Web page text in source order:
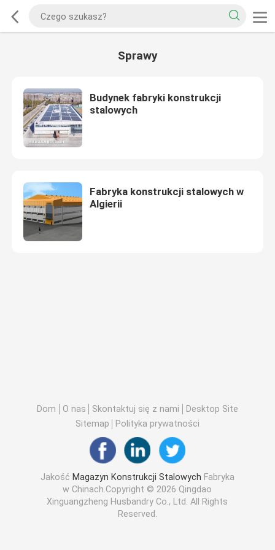
Sprawy
Budynek fabryki konstrukcji
stalowych
Fabryka konstrukcji stalowych w
Algierii
Dom O nas Skontaktuj się z nami
Desktop Site
Sitemap
Polityka prywatności
Jakość Magazyn Konstrukcji Stalowych Fabryka
w Chinach.Copyright © 2026 Qingdao
Xinguangzheng Husbandry Co., Ltd. All Rights
Reserved.